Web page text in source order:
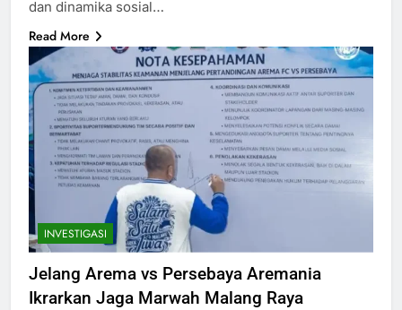
dan dinamika sosial…
Read More
INVESTIGASI
Jelang Arema vs Persebaya Aremania
Ikrarkan Jaga Marwah Malang Raya